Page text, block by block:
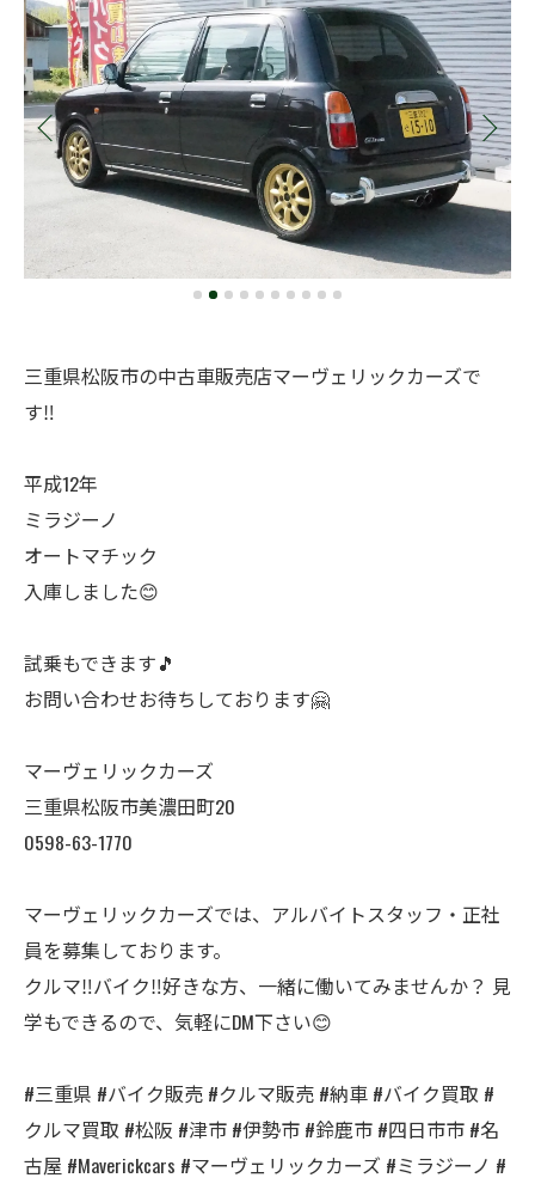
三重県松阪市の中古車販売店マーヴェリックカーズで
す‼️
平成12年
ミラジーノ
オートマチック
入庫しました😊
試乗もできます🎵
お問い合わせお待ちしております🤗
マーヴェリックカーズ
三重県松阪市美濃田町20
0598-63-1770
マーヴェリックカーズでは、アルバイトスタッフ・正社
員を募集しております。
クルマ‼️バイク‼️好きな方、一緒に働いてみませんか？ 見
学もできるので、気軽にDM下さい😊
#三重県 #バイク販売 #クルマ販売 #納車 #バイク買取 #
クルマ買取 #松阪 #津市 #伊勢市 #鈴鹿市 #四日市市 #名
古屋 #Maverickcars #マーヴェリックカーズ #ミラジーノ #